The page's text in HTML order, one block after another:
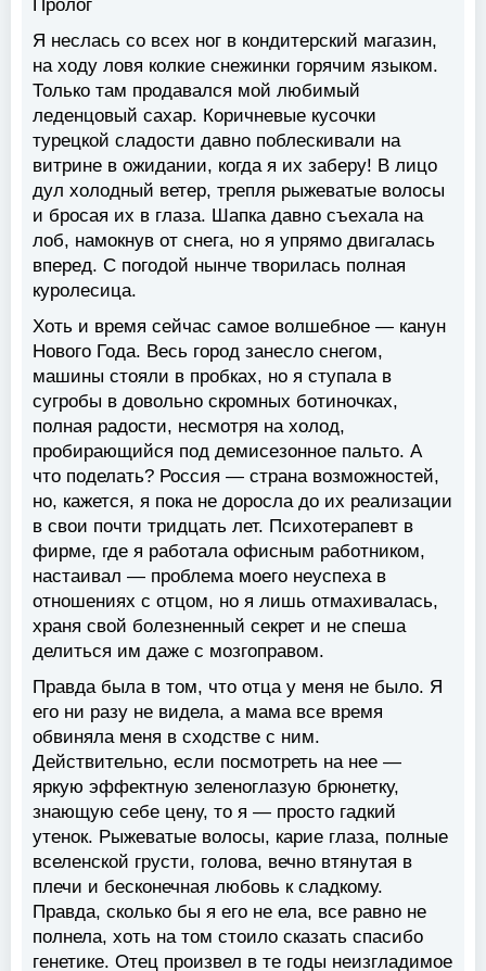
Пролог
Я неслась со всех ног в кондитерский магазин,
на ходу ловя колкие снежинки горячим языком.
Только там продавался мой любимый
леденцовый сахар. Коричневые кусочки
турецкой сладости давно поблескивали на
витрине в ожидании, когда я их заберу! В лицо
дул холодный ветер, трепля рыжеватые волосы
и бросая их в глаза. Шапка давно съехала на
лоб, намокнув от снега, но я упрямо двигалась
вперед. С погодой нынче творилась полная
куролесица.
Хоть и время сейчас самое волшебное — канун
Нового Года. Весь город занесло снегом,
машины стояли в пробках, но я ступала в
сугробы в довольно скромных ботиночках,
полная радости, несмотря на холод,
пробирающийся под демисезонное пальто. А
что поделать? Россия — страна возможностей,
но, кажется, я пока не доросла до их реализации
в свои почти тридцать лет. Психотерапевт в
фирме, где я работала офисным работником,
настаивал — проблема моего неуспеха в
отношениях с отцом, но я лишь отмахивалась,
храня свой болезненный секрет и не спеша
делиться им даже с мозгоправом.
Правда была в том, что отца у меня не было. Я
его ни разу не видела, а мама все время
обвиняла меня в сходстве с ним.
Действительно, если посмотреть на нее —
яркую эффектную зеленоглазую брюнетку,
знающую себе цену, то я — просто гадкий
утенок. Рыжеватые волосы, карие глаза, полные
вселенской грусти, голова, вечно втянутая в
плечи и бесконечная любовь к сладкому.
Правда, сколько бы я его не ела, все равно не
полнела, хоть на том стоило сказать спасибо
генетике. Отец произвел в те годы неизгладимое